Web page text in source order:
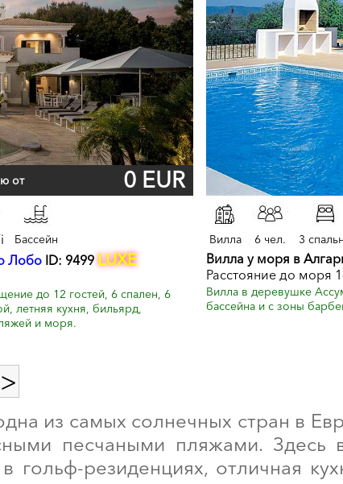
от 0 EUR
Бассейн
Лобо ID: 9499 LUXE
до 12 гостей, 6 спален, 6
летняя кухня, бильярд,
и моря.
Вилла 6 чел. 3
Вилла у моря в
Расстояние до моря
Вилла в деревушке
бассейна и с зоны
из самых солнечных стран в
песчаными пляжами. Здесь
резиденциях, отличная